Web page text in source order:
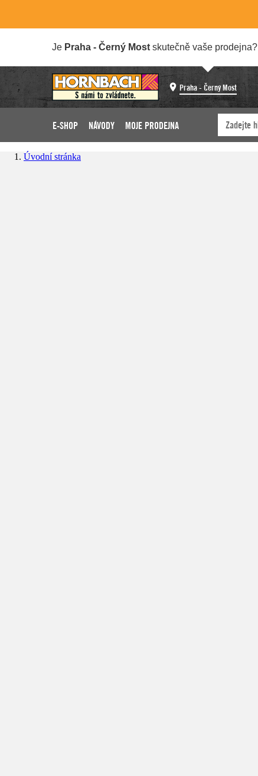
Je Praha - Černý Most skutečně vaše prodejna?
Praha - Černý Most
E-SHOP NÁVODY MOJE PRODEJNA
Úvodní stránka